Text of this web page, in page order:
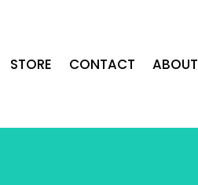
STORE CONTACT ABOUT